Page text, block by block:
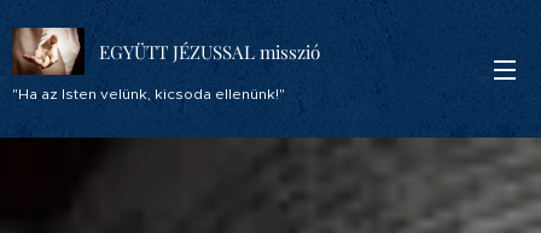
EGYÜTT JÉZUSSAL misszió
"Ha az Isten velünk, kicsoda ellenünk!"